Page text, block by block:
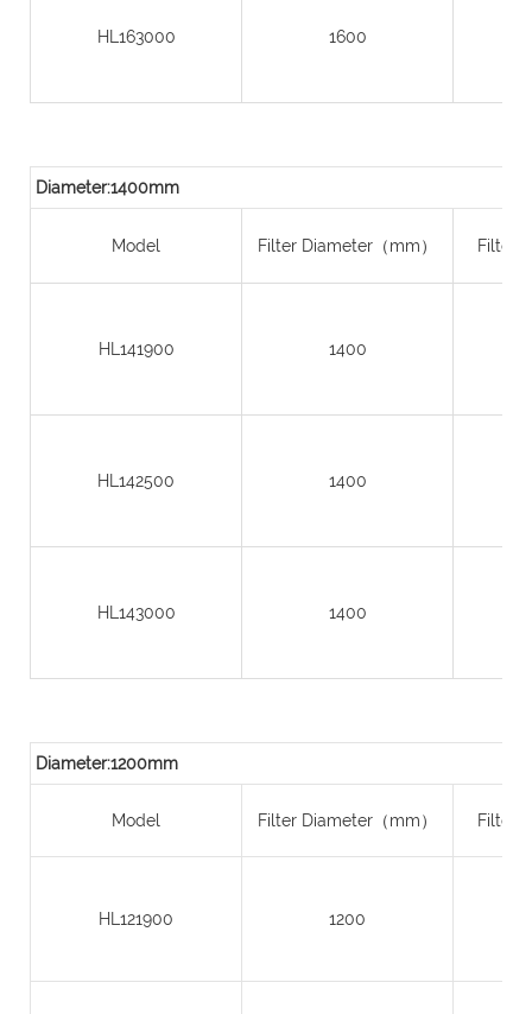
HL163000 1600
Diameter:1400mm
Model Filter Diameter（mm） Filter
HL141900 1400
HL142500 1400
HL143000 1400
Diameter:1200mm
Model Filter Diameter（mm） Filter
HL121900 1200